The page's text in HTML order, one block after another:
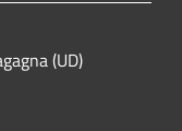
(UD)